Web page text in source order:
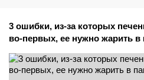
3 ошибки, из-за которых
во-первых, ее нужно жарить в